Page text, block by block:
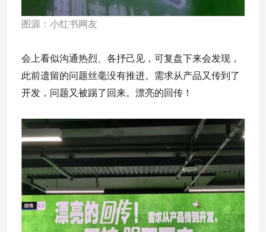
图源：小红书网友
会上看似沟通热烈、各抒己见，可复盘下来会发现，
此前遗留的问题丝毫没有推进。需求从产品又传到了
开发，问题又被踢了回来。漂亮的回传！